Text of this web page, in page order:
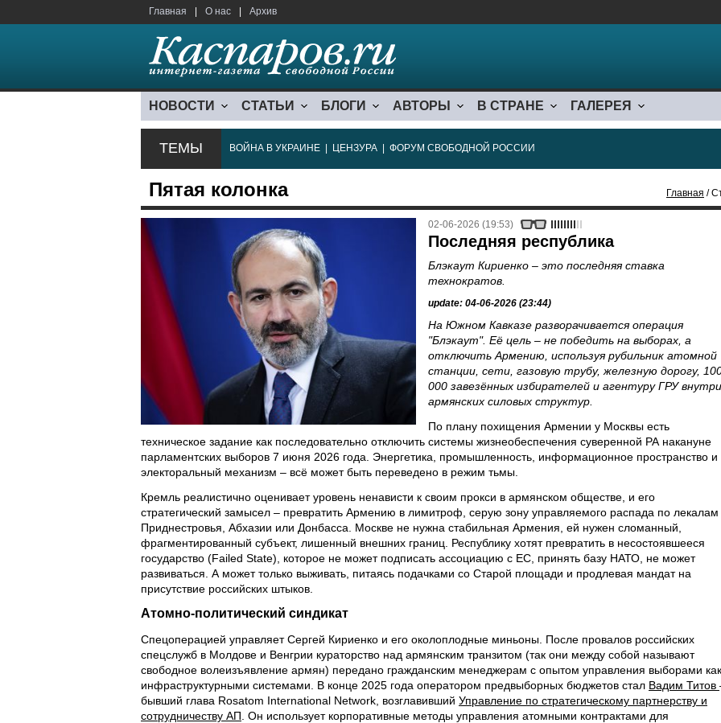
Главная О нас Архив
НОВОСТИ СТАТЬИ БЛОГИ АВТОРЫ В СТРАНЕ ГАЛЕРЕЯ
ТЕМЫ ВОЙНА В УКРАИНЕ ЦЕНЗУРА ФОРУМ СВОБОДНОЙ РОССИИ
Пятая колонка Главная /
02-06-2026 (19:53)
Последняя республика
Блэкаут Кириенко – это последняя ставка
технократов.
update: 04-06-2026 (23:44)
На Южном Кавказе разворачивается операция
"Блэкаут". Её цель – не победить на выборах, а
отключить Армению, используя рубильник атомной
станции, сети, газовую трубу, железную дорогу,
000 завезённых избирателей и агентуру ГРУ внутри
армянских силовых структур.
По плану похищения Армении у Москвы есть
техническое задание как последовательно отключить системы жизнеобеспечения суверенной РА накануне
парламентских выборов 7 июня 2026 года. Энергетика, промышленность, информационное пространство и
электоральный механизм – всё может быть переведено в режим тьмы.
Кремль реалистично оценивает уровень ненависти к своим прокси в армянском обществе, и его
стратегический замысел – превратить Армению в лимитроф, серую зону управляемого распада по лекалам
Приднестровья, Абхазии или Донбасса. Москве не нужна стабильная Армения, ей нужен сломанный,
фрагментированный субъект, лишенный внешних границ. Республику хотят превратить в несостоявшееся
государство (Failed State), которое не может подписать ассоциацию с ЕС, принять базу НАТО, не может
развиваться. А может только выживать, питаясь подачками со Старой площади и продлевая мандат на
присутствие российских штыков.
Атомно-политический синдикат
Спецоперацией управляет Сергей Кириенко и его околоплодные миньоны. После провалов российских
спецслужб в Молдове и Венгрии кураторство над армянским транзитом (так они между собой называют
свободное волеизъявление армян) передано гражданским менеджерам с опытом управления выборами как
инфраструктурными системами. В конце 2025 года оператором предвыборных бюджетов стал Вадим Титов
бывший глава Rosatom International Network, возглавивший Управление по стратегическому партнерству и
сотрудничеству АП . Он использует корпоративные методы управления атомными контрактами для